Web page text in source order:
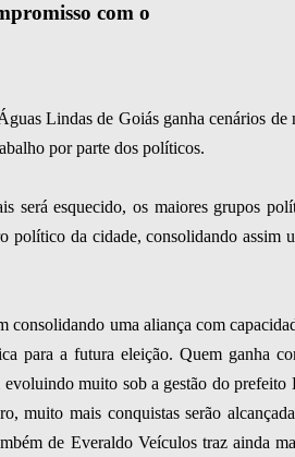
com o
Lindas de Goiás ganha cenários de
por parte dos políticos.
será esquecido, os maiores grupos
político da cidade, consolidando assim
consolidando uma aliança com
para a futura eleição. Quem ganha
muito sob a gestão do
muito mais conquistas serão
de Everaldo Veículos traz ainda